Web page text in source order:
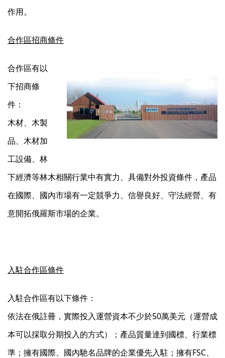
作用。
合作區招商條件
合作區有以
下招商條
件：
木材、木製
品、木材加
工設備、林
下經濟等林木相關行業中有實力、具備對外投資條件，產品
在國際、國內市場有一定競爭力、信譽良好、守法經營、有
意開拓俄羅斯市場的企業。
入駐合作區條件
入駐合作區有以下條件：
依法在俄註冊，實際投入運營資本不少於50萬美元（運營成
本可以採取分期投入的方式）；產品質量達到國標、行業標
準；擁有國際、國內馳名品牌的企業優先入駐；擁有FSC、